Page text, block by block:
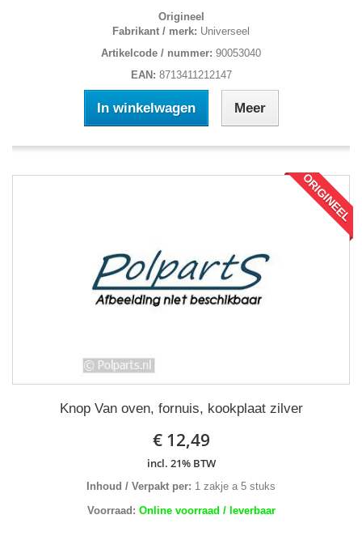
Origineel
Fabrikant / merk: Universeel
Artikelcode / nummer: 90053040
EAN: 8713411212147
In winkelwagen Meer
ORIGINEEL
Knop Van oven, fornuis, kookplaat zilver
€ 12,49
incl. 21% BTW
Inhoud / Verpakt per: 1 zakje a 5 stuks
Voorraad: Online voorraad / leverbaar